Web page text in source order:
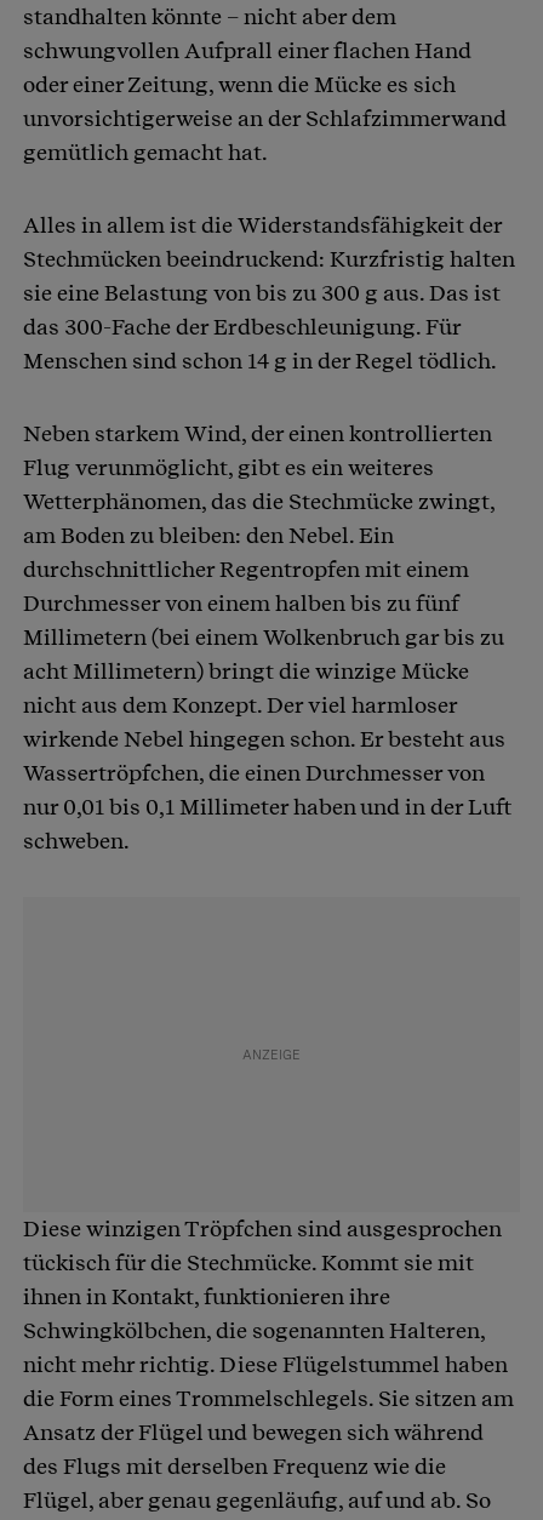
standhalten könnte – nicht aber dem
schwungvollen Aufprall einer flachen Hand
oder einer Zeitung, wenn die Mücke es sich
unvorsichtigerweise an der Schlafzimmerwand
gemütlich gemacht hat.
Alles in allem ist die Widerstandsfähigkeit der
Stechmücken beeindruckend: Kurzfristig halten
sie eine Belastung von bis zu 300 g aus. Das ist
das 300-Fache der Erdbeschleunigung. Für
Menschen sind schon 14 g in der Regel tödlich.
Neben starkem Wind, der einen kontrollierten
Flug verunmöglicht, gibt es ein weiteres
Wetterphänomen, das die Stechmücke zwingt,
am Boden zu bleiben: den Nebel. Ein
durchschnittlicher Regentropfen mit einem
Durchmesser von einem halben bis zu fünf
Millimetern (bei einem Wolkenbruch gar bis zu
acht Millimetern) bringt die winzige Mücke
nicht aus dem Konzept. Der viel harmloser
wirkende Nebel hingegen schon. Er besteht aus
Wassertröpfchen, die einen Durchmesser von
nur 0,01 bis 0,1 Millimeter haben und in der Luft
schweben.
Diese winzigen Tröpfchen sind ausgesprochen
tückisch für die Stechmücke. Kommt sie mit
ihnen in Kontakt, funktionieren ihre
Schwingkölbchen, die sogenannten Halteren,
nicht mehr richtig. Diese Flügelstummel haben
die Form eines Trommelschlegels. Sie sitzen am
Ansatz der Flügel und bewegen sich während
des Flugs mit derselben Frequenz wie die
Flügel, aber genau gegenläufig, auf und ab. So